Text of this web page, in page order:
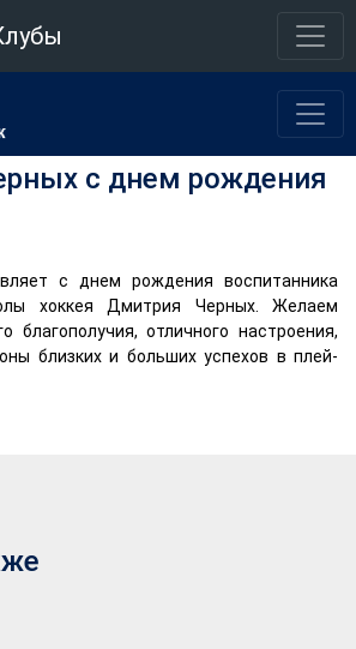
с днем рождения
с днем рождения воспитанника
хоккея Дмитрия Черных. Желаем
благополучия, отличного настроения,
близких и больших успехов в плей-